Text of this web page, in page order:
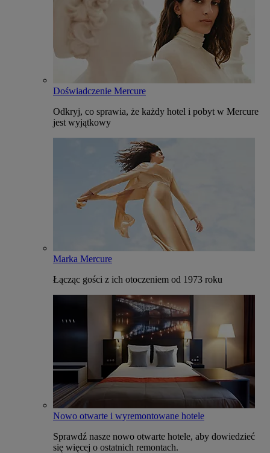
Doświadczenie Mercure
Odkryj, co sprawia, że każdy hotel i pobyt w Mercure
jest wyjątkowy
Marka Mercure
Łącząc gości z ich otoczeniem od 1973 roku
Nowo otwarte i wyremontowane hotele
Sprawdź nasze nowo otwarte hotele, aby dowiedzieć
się więcej o ostatnich remontach.